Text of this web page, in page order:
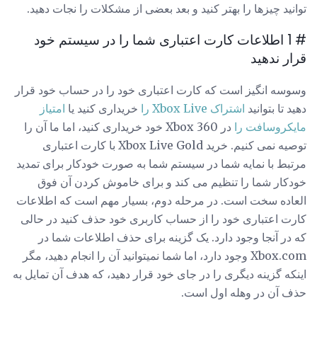
توانید چیزها را بهتر کنید و بعد بعضی از مشکلات را نجات دهید.
# 1 اطلاعات کارت اعتباری شما را در سیستم خود
قرار ندهید
وسوسه انگیز است که کارت اعتباری خود را در حساب خود قرار
دهید تا بتوانید اشتراک Xbox Live را خریداری کنید یا امتیاز
مایکروسافت را
در Xbox 360 خود خریداری کنید، اما ما آن را
توصیه نمی کنیم. خرید Xbox Live Gold با کارت اعتباری
مرتبط با نمایه شما در سیستم شما به صورت خودکار برای تمدید
خودکار شما را تنظیم می کند و برای خاموش کردن آن فوق
العاده سخت است. در مرحله دوم، بسیار مهم است که اطلاعات
کارت اعتباری خود را از حساب کاربری خود حذف کنید در حالی
که در آنجا وجود دارد. یک گزینه برای حذف اطلاعات شما در
Xbox.com وجود دارد، اما شما نمیتوانید آن را انجام دهید، مگر
اینکه گزینه دیگری را در جای خود قرار دهید، که هدف آن تمایل به
حذف آن در وهله اول است.